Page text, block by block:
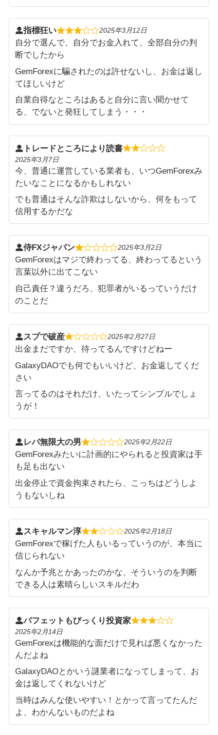
2025年3月12日
自分で選んで、自分でお金入れて、全部自分の判
断でしたから
GemForexに騙されたのは許せないし、お金は返し
てほしいけど
自業自得なところはあると自分に言い聞かせて
る、でないと発狂してしまう・・・
指標狂い
2025年3月7日
今、普通に運営している業者も、いつGemForexみ
たいなことになるかもしれない
でも普通はそんな詐欺はしないから、何をもって
信用するかだな
トレードところにより読書
2025年3月2日
GemForexはマジで終わってる、終わってるという
言葉以外に出てこない
自己責任？違うだろ、犯罪者がいるっていうだけ
のことだ
侍FXジャパン
2025年2月27日
出金まだですか、待ってるんですけどねー
GalaxyDAOでも何でもいいけど、お金返してくだ
さい
言ってるのはそれだけ、いたってシンプルでしょ
うが！
スプで破産
2025年2月22日
GemForexみたいに計画的にやられると投資家は手
も足も出ない
出金停止で資金拘束されたら、こっちはどうしよ
うもないしね
レバ無限大の男
2025年2月18日
GemForexで稼げた人もいるっていうのが、本当に
信じられない
なんか予兆とかあったのかな、そういうのを判断
できる人は素晴らしいスキルだわ
スキャルマン淳
2025年2月14日
GemForexは機能的な面だけで見れば悪くなかった
んだよね
GalaxyDAOとかいう謎業者になってしまって、お
金は返してくれないけど
当時はみんな使いやすい！とかって言ってたんだ
よ、わかんないものだよね
バフェットもびっくり投資家